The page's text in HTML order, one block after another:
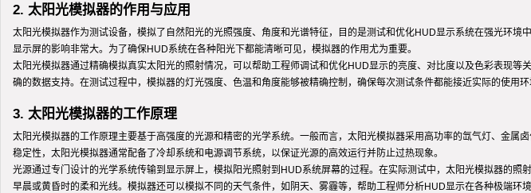
2. 太阳光模拟器的作用与应用
太阳光模拟器作为测试设备，模拟了自然阳光的光照强度、角度和光谱特征，目的是测试和优化HUD显示系统在强光环
显示屏的影响非常大。为了确保HUD系统在各种阳光下都能清晰可见，模拟器的作用尤为重要。
太阳光模拟器通过精确模拟真实太阳光的照射情况，可以帮助工程师调试和优化HUD显示的亮度、对比度以及色彩表现
确的数据支持。在测试过程中，模拟器的灯光强度、色温和角度能够被精确控制，确保每次测试条件都能接近实际的使用
3. 太阳光模拟器的工作原理
太阳光模拟器的工作原理主要基于高强度的光源和精密的光学系统。一般而言，太阳光模拟器采用高功率的氙气灯、金
稳定性，太阳光模拟器通常配备了冷却系统和电源调节系统，以保证光源的高效运行并防止过热现象。
光源通过专门设计的光学系统传输到显示屏上，模拟阳光照射到HUD系统屏幕的过程。在实际测试中，太阳光模拟器的
早晨或黄昏时的柔和光线。模拟器还可以模拟不同的天气条件，如阴天、雾霾等，帮助工程师分析HUD显示在各种极端环境